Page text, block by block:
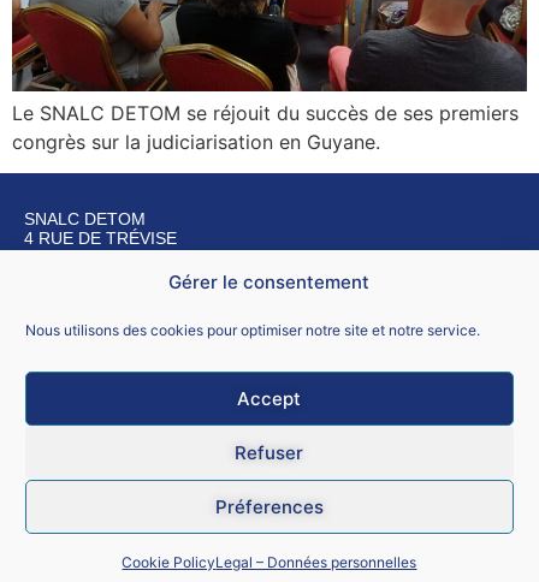
Gérer le consentement
Nous utilisons des cookies pour optimiser notre site et notre service.
Accept
Refuser
Préferences
Cookie PolicyLegal – Données personnelles
Le SNALC DETOM se réjouit du succès de ses premiers
congrès sur la judiciarisation en Guyane.
SNALC DETOM
4 RUE DE TRÉVISE
CGU